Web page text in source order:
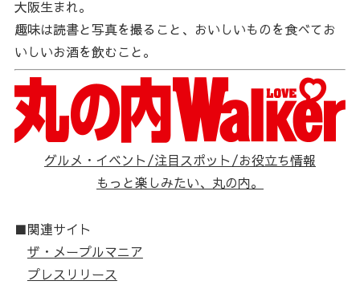
大阪生まれ。
趣味は読書と写真を撮ること、おいしいものを食べてお
いしいお酒を飲むこと。
グルメ・イベント/注目スポット/お役立ち情報
もっと楽しみたい、丸の内。
■関連サイト
ザ・メープルマニア
プレスリリース